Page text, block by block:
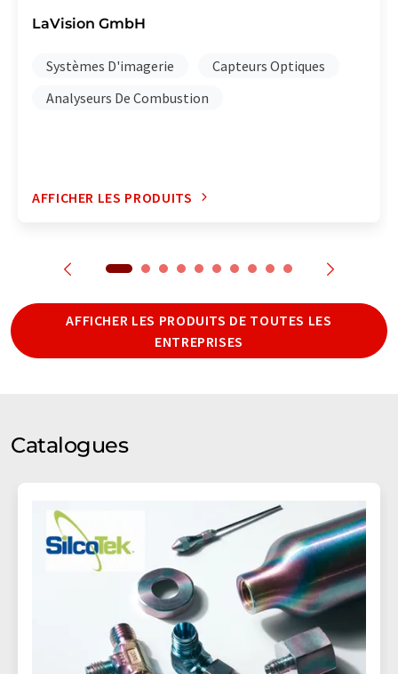
LaVision GmbH
Systèmes D'imagerie
Capteurs Optiques
Analyseurs De Combustion
AFFICHER LES PRODUITS
AFFICHER LES PRODUITS DE TOUTES LES
ENTREPRISES
Catalogues